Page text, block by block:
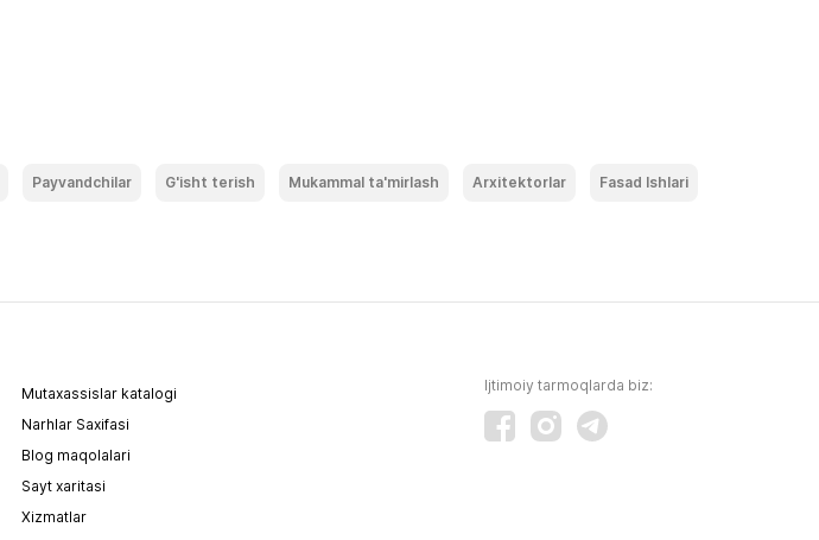
Payvandchilar G'isht terish Mukammal ta'mirlash Arxitektorlar Fasad Ishlari
Mutaxassislar katalogi
Narhlar Saxifasi
Blog maqolalari
Sayt xaritasi
Xizmatlar
Ijtimoiy tarmoqlarda biz: